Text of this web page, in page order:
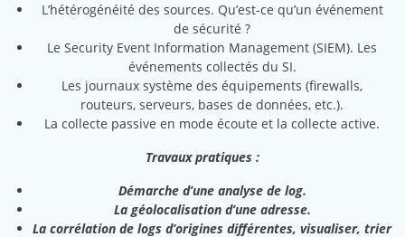
L’hétérogénéité des sources. Qu’est-ce qu’un événement
de sécurité ?
Le Security Event Information Management (SIEM). Les
événements collectés du SI.
Les journaux système des équipements (firewalls,
routeurs, serveurs, bases de données, etc.).
La collecte passive en mode écoute et la collecte active.
Travaux pratiques :
Démarche d’une analyse de log.
La géolocalisation d’une adresse.
La corrélation de logs d’origines différentes, visualiser, trier